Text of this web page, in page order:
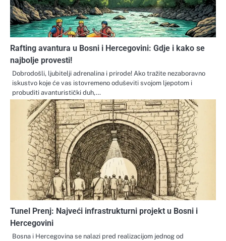
Rafting avantura u Bosni i Hercegovini: Gdje i kako se
najbolje provesti!
Dobrodošli, ljubitelji adrenalina i prirode! Ako tražite nezaboravno
iskustvo koje će vas istovremeno oduševiti svojom ljepotom i
probuditi avanturistički duh,…
Tunel Prenj: Najveći infrastrukturni projekt u Bosni i
Hercegovini
Bosna i Hercegovina se nalazi pred realizacijom jednog od